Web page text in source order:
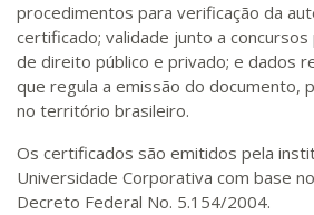
procedimentos para verificação da
certificado; validade junto a
de direito público e privado; e dados
que regula a emissão do documento,
no território brasileiro.
Os certificados são emitidos pela
Universidade Corporativa com base
Decreto Federal No. 5.154/2004.